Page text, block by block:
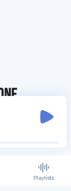
Playlists